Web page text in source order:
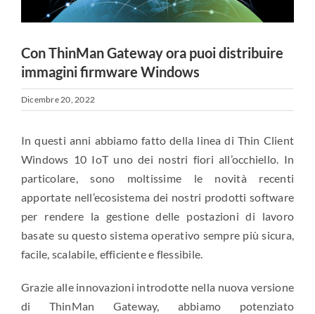
Con ThinMan Gateway ora puoi distribuire
immagini firmware Windows
Dicembre 20, 2022
In questi anni abbiamo fatto della linea di Thin Client
Windows 10 IoT uno dei nostri fiori all’occhiello. In
particolare, sono moltissime le novità recenti
apportate nell’ecosistema dei nostri prodotti software
per rendere la gestione delle postazioni di lavoro
basate su questo sistema operativo sempre più sicura,
facile, scalabile, efficiente e flessibile.
Grazie alle innovazioni introdotte nella nuova versione
di ThinMan Gateway, abbiamo potenziato